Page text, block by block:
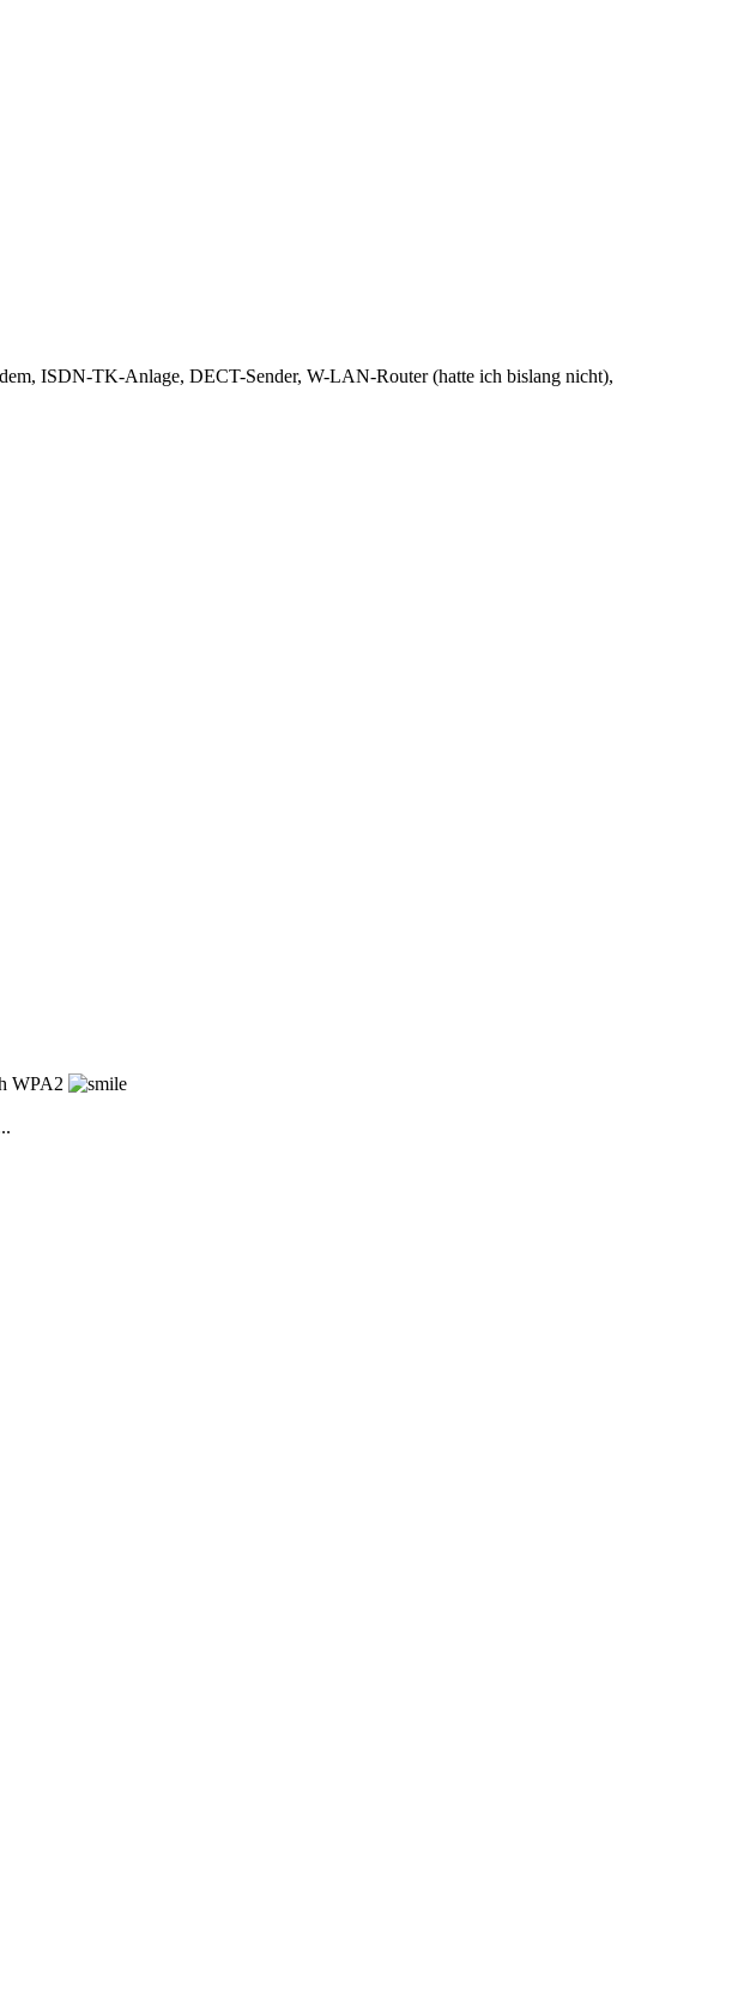
ISDN-TK-Anlage, DECT-Sender, W-LAN-Router (hatte ich bislang nicht),
WPA2